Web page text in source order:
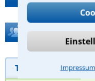
Impressum
Hilfe bei
Telefonhilfe